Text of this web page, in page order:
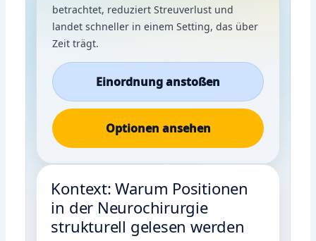
betrachtet, reduziert Streuverlust und
landet schneller in einem Setting, das über
Zeit trägt.
Einordnung anstoßen
Optionen ansehen
Kontext: Warum Positionen
in der Neurochirurgie
strukturell gelesen werden